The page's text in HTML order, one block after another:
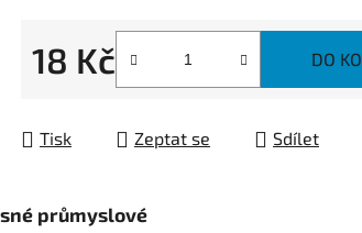
18 Kč
Měrná cena:
DO
Tisk Zeptat se Sdílet
průmyslové